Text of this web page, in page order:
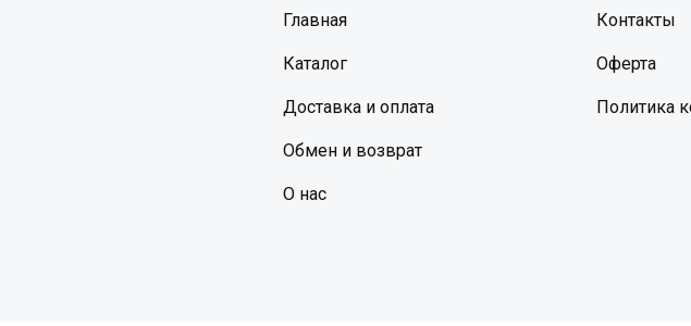
Главная
Каталог
Доставка и оплата
Обмен и возврат
О нас
Контакты
Оферта
Политика